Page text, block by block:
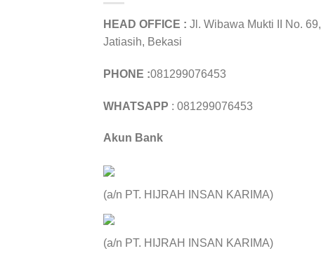
HEAD OFFICE : Jl. Wibawa Mukti II No. 69,
Jatiasih, Bekasi
PHONE :081299076453
WHATSAPP : 081299076453
Akun Bank
(a/n PT. HIJRAH INSAN KARIMA)
(a/n PT. HIJRAH INSAN KARIMA)